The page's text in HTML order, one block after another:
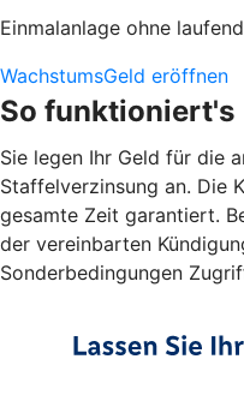
Einmalanlage ohne
WachstumsGeld eröffnen
So funktioniert's
Sie legen Ihr Geld für die
Staffelverzinsung an. Die
gesamte Zeit garantiert.
der vereinbarten
Sonderbedingungen